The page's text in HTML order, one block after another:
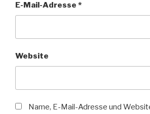
E-Mail-Adresse *
Website
Name, E-Mail-Adresse und